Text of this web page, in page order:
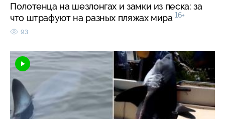
Полотенца на шезлонгах и замки из песка: за
что штрафуют на разных пляжах мира 16+
93